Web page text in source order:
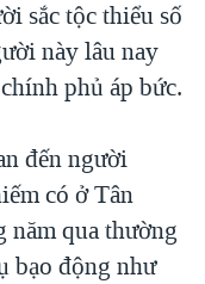
sắc tộc thiểu số
này lâu nay
phủ áp bức.
đến người
có ở Tân
qua thường
bạo động như